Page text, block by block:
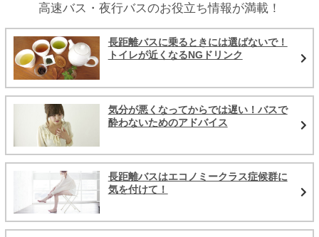
高速バス・夜行バスのお役立ち情報が満載！
長距離バスに乗るときには選ばないで！
トイレが近くなるNGドリンク
気分が悪くなってからでは遅い！バスで
酔わないためのアドバイス
長距離バスはエコノミークラス症候群に
気を付けて！